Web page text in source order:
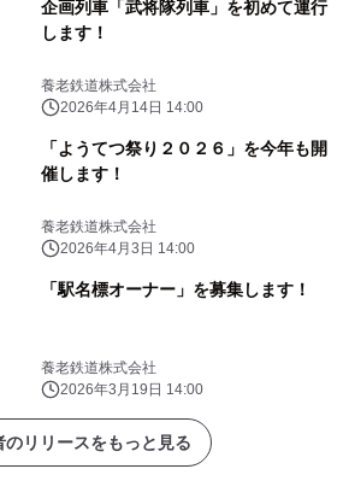
企画列車「武将隊列車」を初めて運行
します！
養老鉄道株式会社
2026年4月14日 14:00
「ようてつ祭り２０２６」を今年も開
催します！
養老鉄道株式会社
2026年4月3日 14:00
「駅名標オーナー」を募集します！
養老鉄道株式会社
2026年3月19日 14:00
のリリースをもっと見る